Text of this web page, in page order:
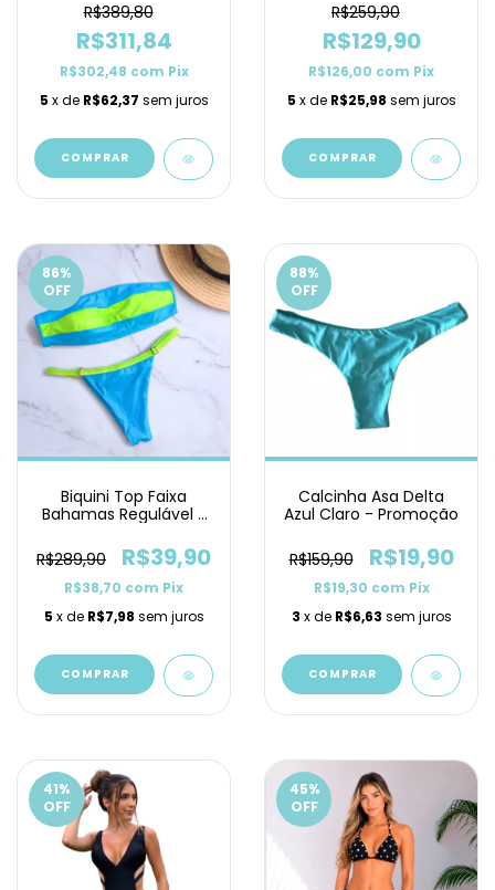
R$389,80
R$311,84
R$302,48 com Pix
5 x de R$62,37 sem juros
COMPRAR
R$259,90
R$129,90
R$126,00 com Pix
5 x de R$25,98 sem juros
COMPRAR
86%
OFF
Biquini Top Faixa
Bahamas Regulável -
R$289,90
R$39,90
R$38,70 com Pix
5 x de R$7,98 sem juros
COMPRAR
88%
OFF
Calcinha Asa Delta
Azul Claro - Promoção
R$159,90 R$19,90
R$19,30 com Pix
3 x de R$6,63 sem juros
COMPRAR
41%
OFF
45%
OFF